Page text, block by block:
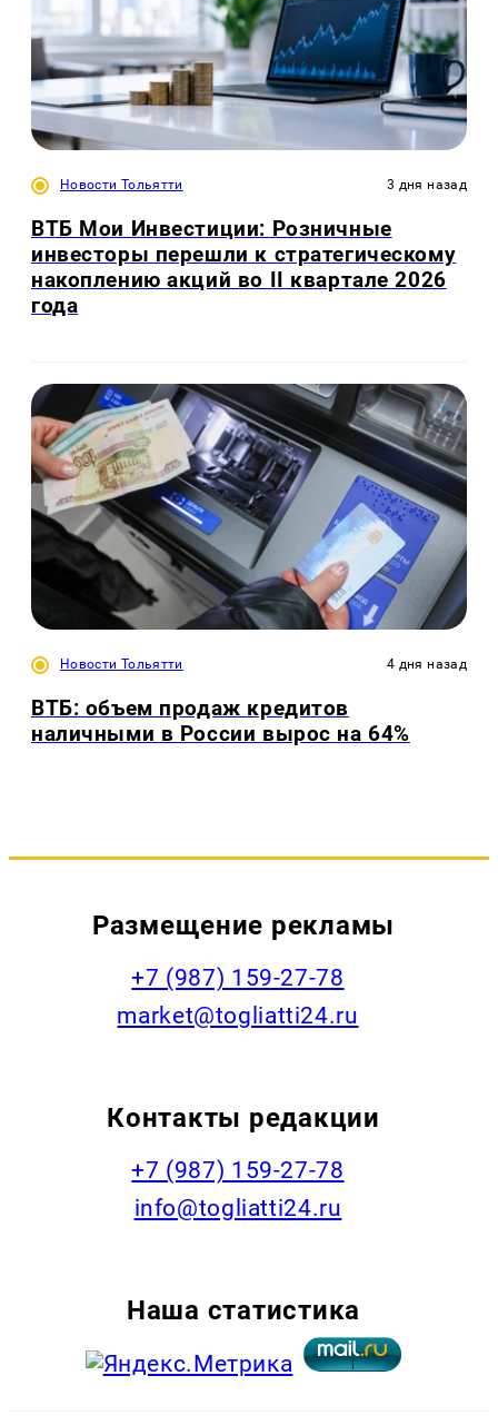
Новости Тольятти 3 дня назад
ВТБ Мои Инвестиции: Розничные
инвесторы перешли к стратегическому
накоплению акций во II квартале 2026
года
Новости Тольятти 4 дня назад
ВТБ: объем продаж кредитов
наличными в России вырос на 64%
Размещение рекламы
+7 (987) 159-27-78
market@togliatti24.ru
Контакты редакции
+7 (987) 159-27-78
info@togliatti24.ru
Наша статистика